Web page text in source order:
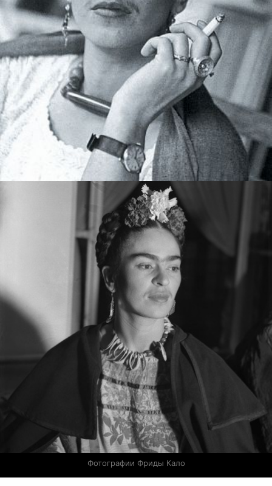
Фотографии Фриды Кало